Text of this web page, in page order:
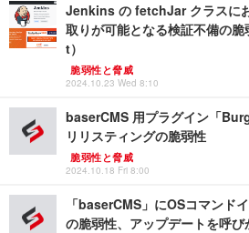
Jenkins の fetchJar クラスに
取りが可能となる検証不備の
t）
脆弱性と脅威
2024.10.23 Wed 8:10
baserCMS 用プラグイン「
リリスティングの脆弱性
脆弱性と脅威
2024.10.18 Fri 8:00
「baserCMS」にOSコマンド
の脆弱性、アップデートを呼び